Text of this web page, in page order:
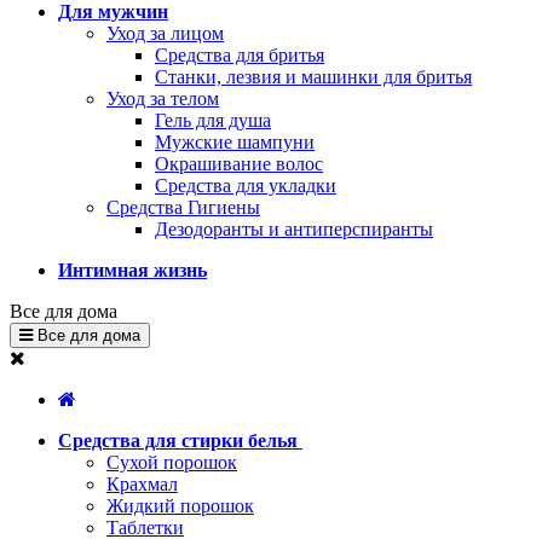
Для мужчин
Уход за лицом
Средства для бритья
Станки, лезвия и машинки для бритья
Уход за телом
Гель для душа
Мужские шампуни
Окрашивание волос
Средства для укладки
Средства Гигиены
Дезодоранты и антиперспиранты
Интимная жизнь
Все для дома
Все для дома
Средства для стирки белья
Сухой порошок
Крахмал
Жидкий порошок
Таблетки